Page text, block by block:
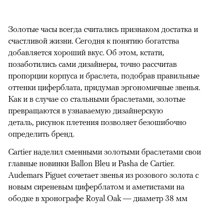
Золотые часы всегда считались признаком достатка и
счастливой жизни. Сегодня к понятию богатства
добавляется хороший вкус. Об этом, кстати,
позаботились сами дизайнеры, точно рассчитав
пропорции корпуса и браслета, подобрав правильные
оттенки циферблата, придумав эргономичные звенья.
Как и в случае со стальными браслетами, золотые
превращаются в узнаваемую дизайнерскую
деталь, рисунок плетения позволяет безошибочно
определить бренд.
Cartier наделил сменными золотыми браслетами свои
главные новинки Ballon Bleu и Pasha de Cartier.
Audemars Piguet сочетает звенья из розового золота с
новым сиреневым циферблатом и аметистами на
ободке в хронографе Royal Oak — диаметр 38 мм